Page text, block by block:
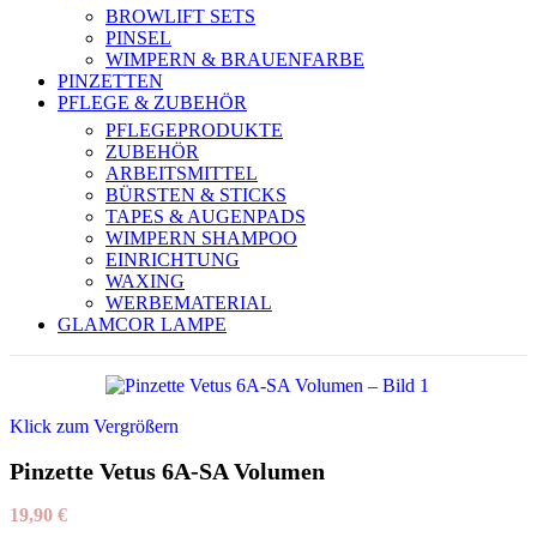
BROWLIFT SETS
PINSEL
WIMPERN & BRAUENFARBE
PINZETTEN
PFLEGE & ZUBEHÖR
PFLEGEPRODUKTE
ZUBEHÖR
ARBEITSMITTEL
BÜRSTEN & STICKS
TAPES & AUGENPADS
WIMPERN SHAMPOO
EINRICHTUNG
WAXING
WERBEMATERIAL
GLAMCOR LAMPE
Klick zum Vergrößern
Pinzette Vetus 6A-SA Volumen
19,90 €